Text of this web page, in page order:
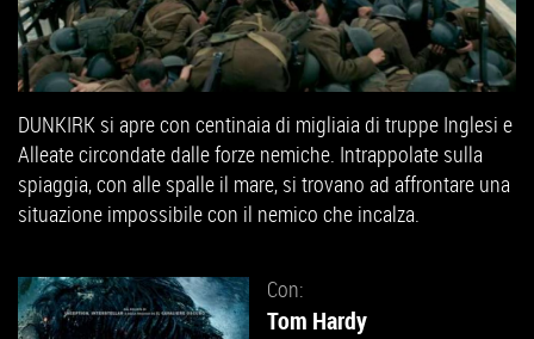
DUNKIRK si apre con centinaia di migliaia di truppe Inglesi e
Alleate circondate dalle forze nemiche. Intrappolate sulla
spiaggia, con alle spalle il mare, si trovano ad affrontare una
situazione impossibile con il nemico che incalza.
Con:
Tom Hardy